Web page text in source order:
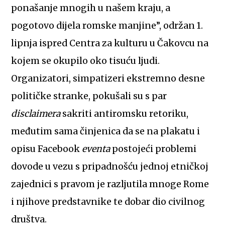
ponašanje mnogih u našem kraju, a
pogotovo dijela romske manjine”, održan 1.
lipnja ispred Centra za kulturu u Čakovcu na
kojem se okupilo oko tisuću ljudi.
Organizatori, simpatizeri ekstremno desne
političke stranke, pokušali su s par
disclaimerasakriti antiromsku retoriku,
međutim sama činjenica da se na plakatu i
opisu Facebook eventapostojeći problemi
dovode u vezu s pripadnošću jednoj etničkoj
zajednici s pravom je razljutila mnoge Rome
i njihove predstavnike te dobar dio civilnog
društva.